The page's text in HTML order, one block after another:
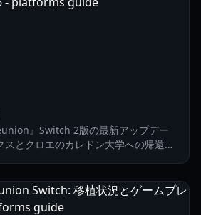
』Switch 2版の最新アップデー
スとクロエのカレドン大学への帰還、